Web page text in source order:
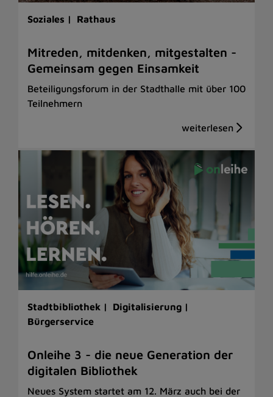
Soziales | Rathaus
Mitreden, mitdenken, mitgestalten -
Gemeinsam gegen Einsamkeit
Beteiligungsforum in der Stadthalle mit über 100
Teilnehmern
Stadtbibliothek |
Digitalisierung |
Bürgerservice
Onleihe 3 - die neue Generation der
digitalen Bibliothek
Neues System startet am 12. März auch bei der